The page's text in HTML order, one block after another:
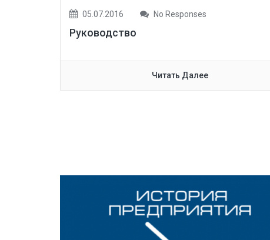
05.07.2016 No Responses
Руководство
Читать Далее